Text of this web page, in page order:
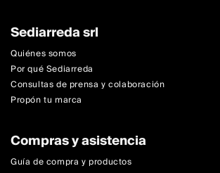
Sediarreda srl
Quiénes somos
Por qué Sediarreda
Consultas de prensa y colaboración
Propón tu marca
Compras y asistencia
Guía de compra y productos